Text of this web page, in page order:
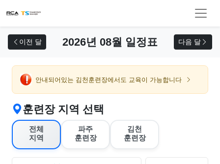
이전 달 2026년 08월 일정표 다음 달
안내되어있는 김천훈련장에서도 교육이 가능합니다
훈련장 지역 선택
전체
지역
파주
훈련장
김천
훈련장